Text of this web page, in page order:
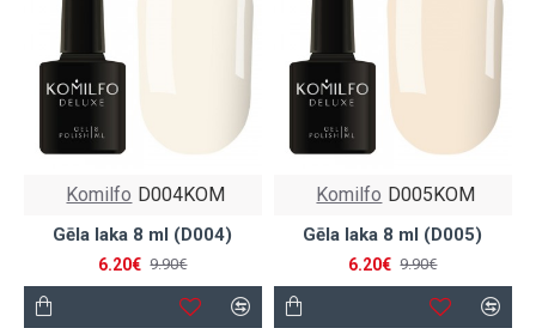
Komilfo D004KOM
Gēla laka 8 ml (D004)
6.20€ 9.90€
Komilfo D005KOM
Gēla laka 8 ml (D005)
6.20€ 9.90€